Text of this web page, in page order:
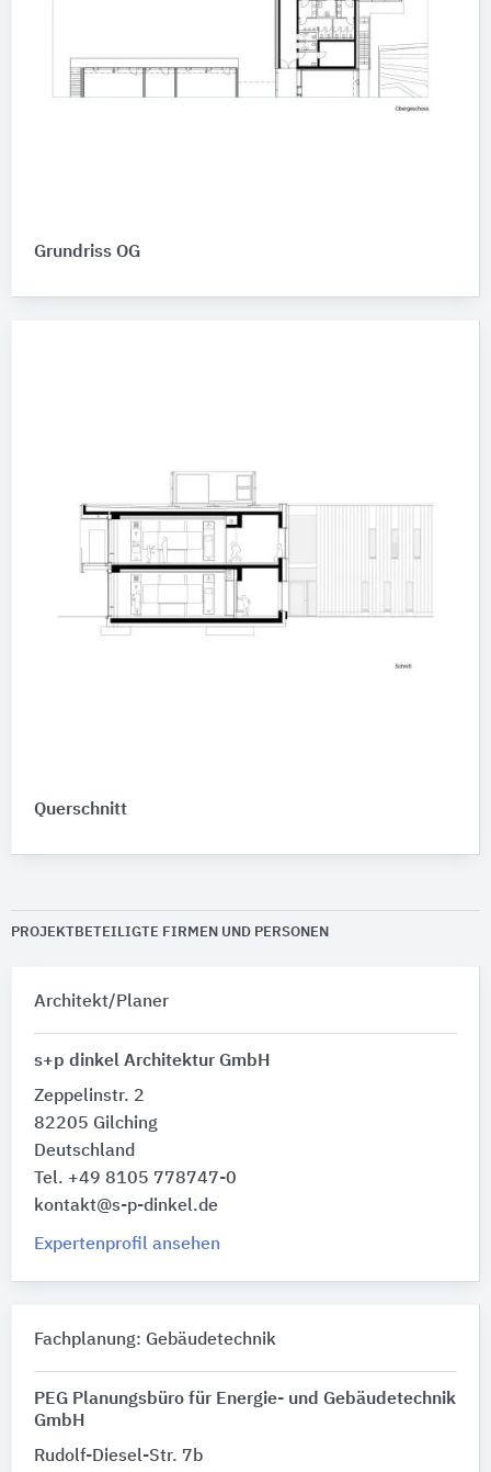
Grundriss OG
Querschnitt
PROJEKTBETEILIGTE FIRMEN UND PERSONEN
Architekt/Planer
s+p dinkel Architektur GmbH
Zeppelinstr. 2
82205 Gilching
Deutschland
Tel. +49 8105 778747-0
kontakt@s-p-dinkel.de
Expertenprofil ansehen
Fachplanung: Gebäudetechnik
PEG Planungsbüro für Energie- und Gebäudetechnik
GmbH
Rudolf-Diesel-Str. 7b